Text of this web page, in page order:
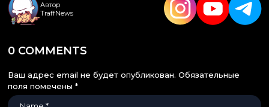
Автор
TraffNews
0 COMMENTS
Ваш адрес email не будет опубликован. Обязательные
поля помечены *